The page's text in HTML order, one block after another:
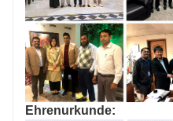
Ehrenurkunde: